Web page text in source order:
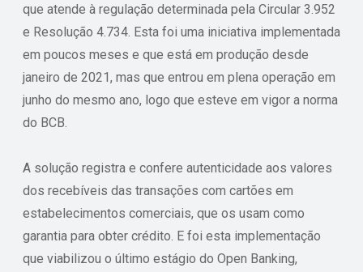
que atende à regulação determinada pela Circular 3.952
e Resolução 4.734. Esta foi uma iniciativa implementada
em poucos meses e que está em produção desde
janeiro de 2021, mas que entrou em plena operação em
junho do mesmo ano, logo que esteve em vigor a norma
do BCB.
A solução registra e confere autenticidade aos valores
dos recebíveis das transações com cartões em
estabelecimentos comerciais, que os usam como
garantia para obter crédito. E foi esta implementação
que viabilizou o último estágio do Open Banking,